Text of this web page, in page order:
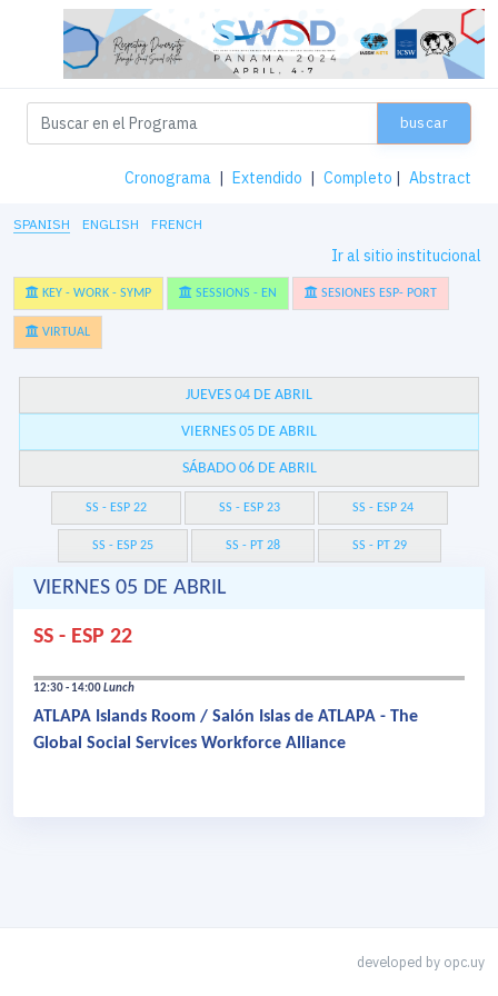
buscar
Cronograma | Extendido | Completo | Abstract
SPANISH ENGLISH FRENCH
Ir al sitio institucional
KEY - WORK - SYMP SESSIONS - EN SESIONES ESP- PORT
VIRTUAL
JUEVES 04 DE ABRIL
VIERNES 05 DE ABRIL
SÁBADO 06 DE ABRIL
SS - ESP 22 SS - ESP 23 SS - ESP 24
SS - ESP 25 SS - PT 28 SS - PT 29
VIERNES 05 DE ABRIL
SS - ESP 22
12:30 - 14:00Lunch
ATLAPA Islands Room / Salón Islas de ATLAPA - The
Global Social Services Workforce Alliance
developed by opc.uy